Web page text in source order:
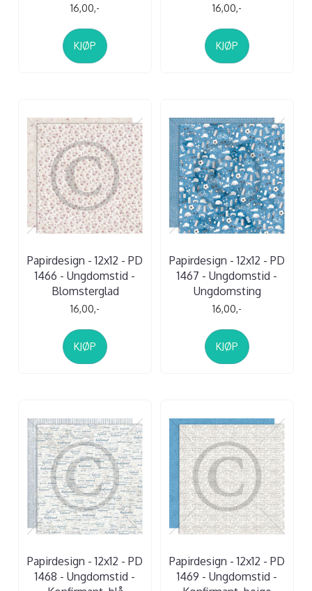
16,00,-
KJØP
16,00,-
KJØP
Papirdesign - 12x12 - PD
1466 - Ungdomstid -
Blomsterglad
16,00,-
KJØP
Papirdesign - 12x12 - PD
1467 - Ungdomstid -
Ungdomsting
16,00,-
KJØP
Papirdesign - 12x12 - PD
1468 - Ungdomstid -
Papirdesign - 12x12 - PD
1469 - Ungdomstid -